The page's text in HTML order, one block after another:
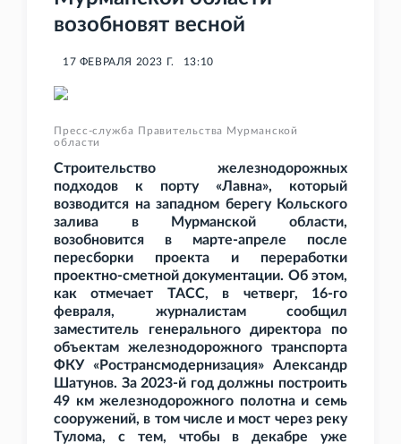
возобновят весной
17 ФЕВРАЛЯ 2023 Г. 13:10
Пресс-служба Правительства Мурманской
области
Строительство железнодорожных
подходов к порту «Лавна», который
возводится на западном берегу Кольского
залива в Мурманской области,
возобновится в марте-апреле после
пересборки проекта и переработки
проектно-сметной документации. Об этом,
как отмечает ТАСС, в четверг, 16-го
февраля, журналистам сообщил
заместитель генерального директора по
объектам железнодорожного транспорта
ФКУ «Ространсмодернизация» Александр
Шатунов. За 2023-й год должны построить
49 км железнодорожного полотна и семь
сооружений, в том числе и мост через реку
Тулома, с тем, чтобы в декабре уже